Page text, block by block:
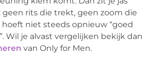
rits die trekt, geen zoom die
niet steeds opnieuw “goed
Wil je alvast vergelijken bekijk dan
van Only for Men.